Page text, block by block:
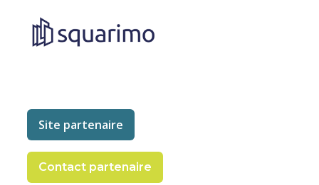
Site partenaire
Contact partenaire